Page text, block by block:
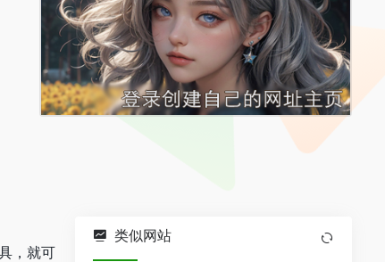
，就可
类似网站